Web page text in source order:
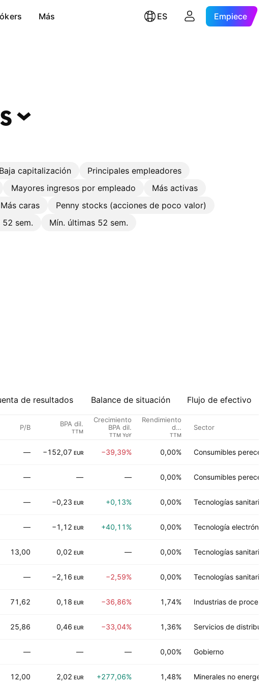
Más ES Empiece
Baja capitalización
Principales empleadores
Mayores ingresos por empleado
Más activas
Más caras
Penny stocks (acciones de poco valor)
52 sem.
Mín. últimas 52 sem.
de resultados Balance de situación Flujo de efectivo
P/B BPA dil.
TTM
Crecimiento
BPA dil.
TTM YoY
Rendimiento
del
dividendo %
TTM
Sector
— −152,07 EUR −39,39% 0,00% Consumibles
— — — 0,00% Consumibles
— −0,23 EUR +0,13% 0,00% Tecnologías sanitarias
— −1,12 EUR +40,11% 0,00% Tecnología electrónica
13,00 0,02 EUR — 0,00% Tecnologías sanitarias
— −2,16 EUR −2,59% 0,00% Tecnologías sanitarias
71,62 0,18 EUR −36,86% 1,74% Industrias de proceso
25,86 0,46 EUR −33,04% 1,36% Servicios de distribución
— — — 0,00% Gobierno
12,00 2,02 EUR +277,06% 1,48% Minerales no